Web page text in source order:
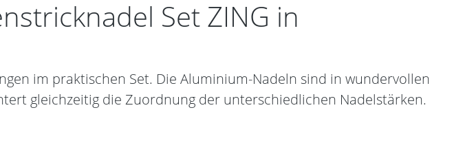
Set ZING in
im praktischen Set. Die Aluminium-Nadeln sind in wundervollen
gleichzeitig die Zuordnung der unterschiedlichen Nadelstärken.